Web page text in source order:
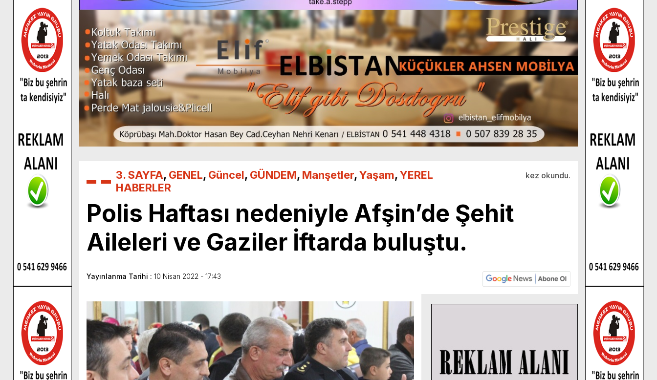
3. SAYFA, GENEL, Güncel, GÜNDEM, Manşetler,Yaşam,YEREL
HABERLER
kez okundu.
Polis Haftası nedeniyle Afşin’de Şehit
Aileleri ve Gaziler İftarda buluştu.
Yayınlanma Tarihi : 10 Nisan 2022 - 17:43